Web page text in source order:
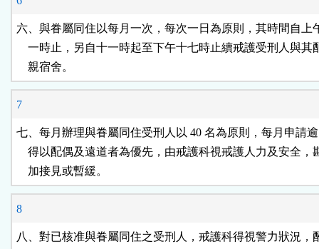
六、與眷屬同住以每月一次，每次一日為原則，其時間自上
一時止，另自十一時起至下午十七時止續戒護受刑人與其
    親宿舍。
7
七、每月辦理與眷屬同住受刑人以 40 名為原則，每月申請
得以配偶及遠道者為優先，由戒護科視戒護人力及安全，
    加接見或暫緩。
8
八、對已核准與眷屬同住之受刑人，戒護科得視警力狀況，